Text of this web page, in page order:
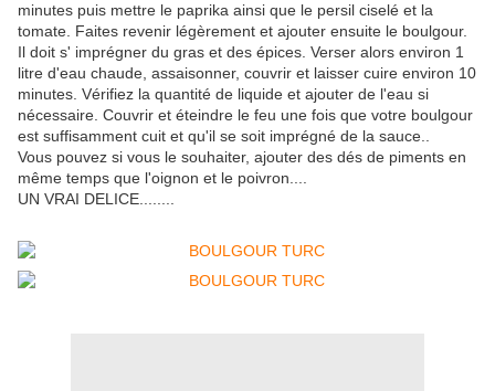
minutes puis mettre le paprika ainsi que le persil ciselé et la
tomate. Faites revenir légèrement et ajouter ensuite le boulgour.
Il doit s' imprégner du gras et des épices. Verser alors environ 1
litre d'eau chaude, assaisonner, couvrir et laisser cuire environ 10
minutes. Vérifiez la quantité de liquide et ajouter de l'eau si
nécessaire. Couvrir et éteindre le feu une fois que votre boulgour
est suffisamment cuit et qu'il se soit imprégné de la sauce..
Vous pouvez si vous le souhaiter, ajouter des dés de piments en
même temps que l'oignon et le poivron....
UN VRAI DELICE........